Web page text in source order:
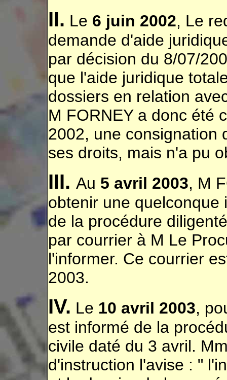
II. Le 6 juin 2002, Le
demande d'aide
par décision du 8/07/
que l'aide juridique
dossiers en relation
M FORNEY a donc été
2002, une consignation
ses droits, mais n'a pu
III. Au 5 avril 2003, M
obtenir une
de la procédure
par courrier à M Le
l'informer. Ce courrier
2003.
IV. Le 10 avril 2003,
est informé de la
civile daté du 3 avril.
d'instruction l'avise : "